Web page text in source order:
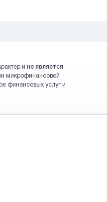
и не является
микрофинансовой
финансовых услуг и